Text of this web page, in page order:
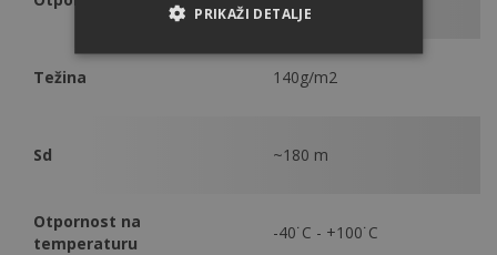
Težina 140g/m2
Sd ~180 m
Otpornost na
temperaturu
-40˙C - +100˙C
PRIKAŽI DETALJE